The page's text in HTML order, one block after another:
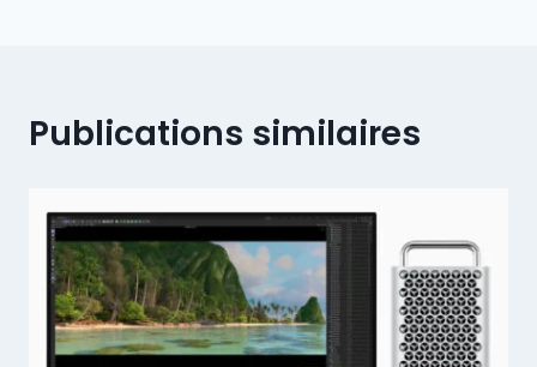
Publications similaires